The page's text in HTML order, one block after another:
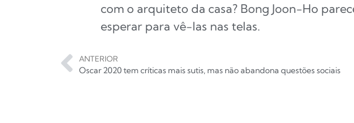
com o arquiteto da casa? Bong Joon-Ho
esperar para vê-las nas telas.
ANTERIOR
Oscar 2020 tem críticas mais sutis, mas não abandona questões sociais